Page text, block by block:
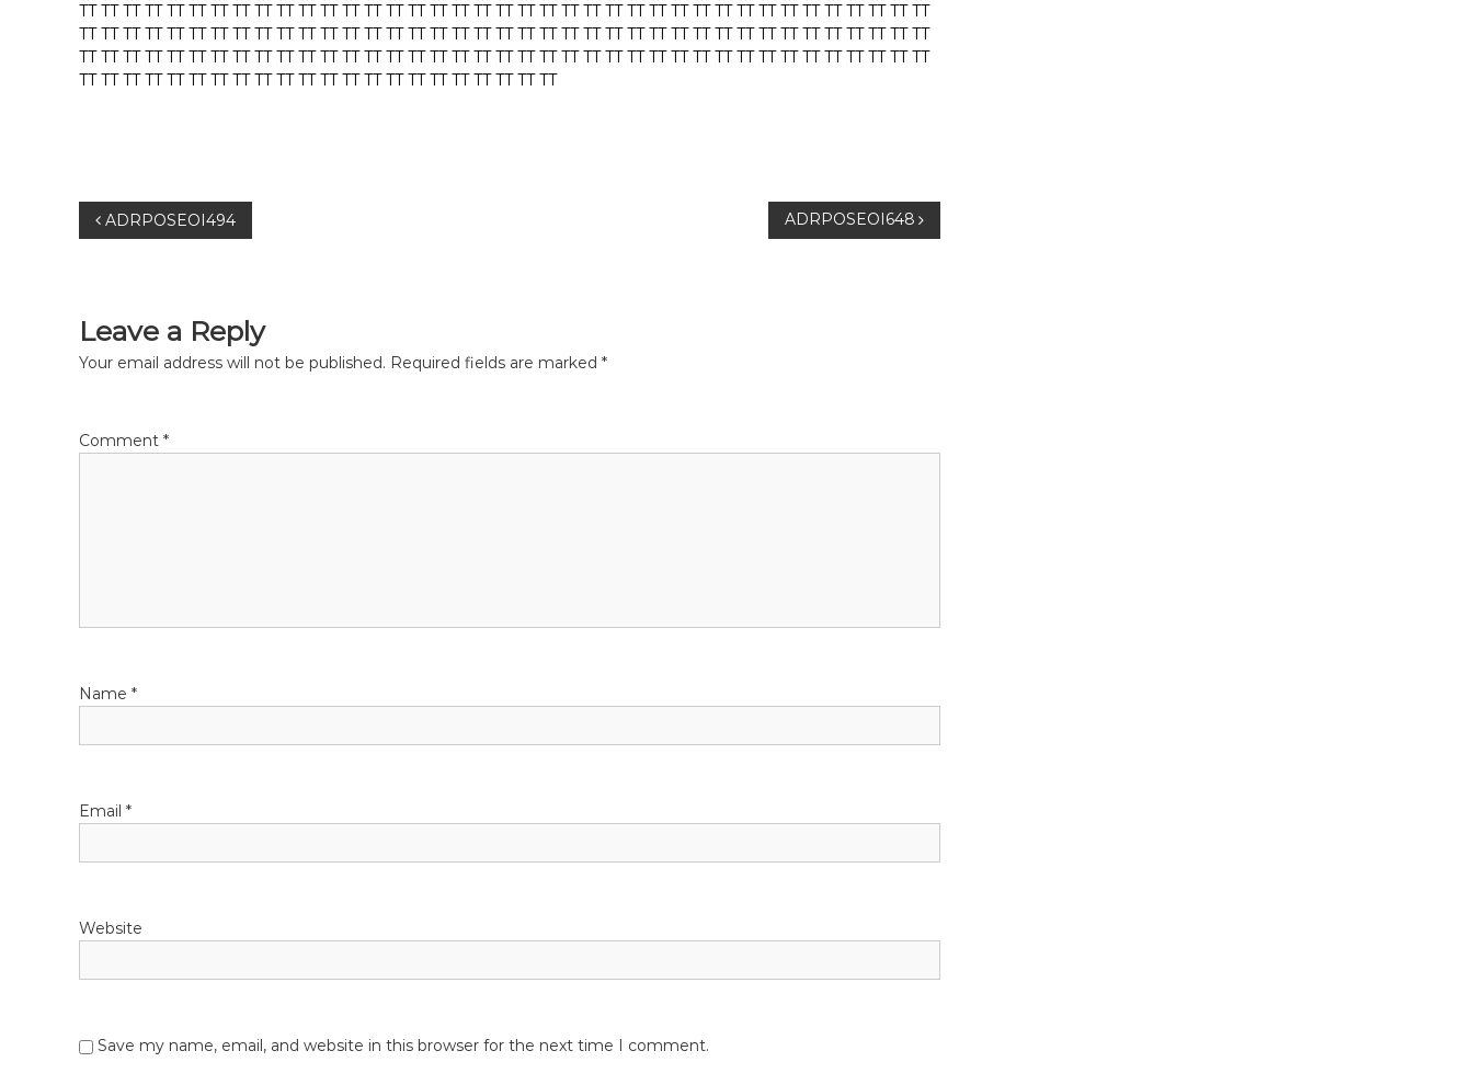
TT TT TT TT TT TT TT TT TT TT TT TT TT TT TT TT TT TT TT TT TT TT TT TT TT TT TT TT TT TT TT TT TT TT TT TT TT TT TT
TT TT TT TT TT TT TT TT TT TT TT TT TT TT TT TT TT TT TT TT TT TT TT TT TT TT TT TT TT TT TT TT TT TT TT TT TT TT TT
TT TT TT TT TT TT TT TT TT TT TT TT TT TT TT TT TT TT TT TT TT TT TT TT TT TT TT TT TT TT TT TT TT TT TT TT TT TT TT
TT TT TT TT TT TT TT TT TT TT TT TT TT TT TT TT TT TT TT TT TT TT
P
s
t
g
t
o
n
ADRPOSEOI494 ADRPOSEOI648
Leave a Reply
Your email address will not be published. Required fields are marked *
Comment *
Name *
Email *
Website
Save my name, email, and website in this browser for the next time I comment.